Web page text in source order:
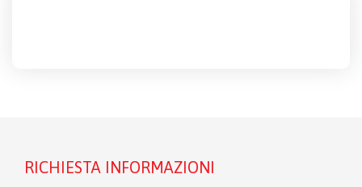
RICHIESTA INFORMAZIONI